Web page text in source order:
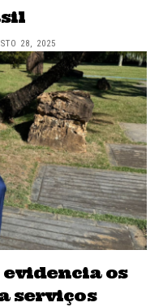
28, 2025
os
serviços